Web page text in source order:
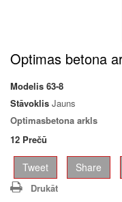
Optimas betona
Modelis 63-8
Stāvoklis Jauns
Optimasbetona arkls
12 Prečū
Tweet Share
Drukāt